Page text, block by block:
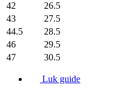
42
26.5
43
27.5
44.5
28.5
46
29.5
47
30.5
Luk guide